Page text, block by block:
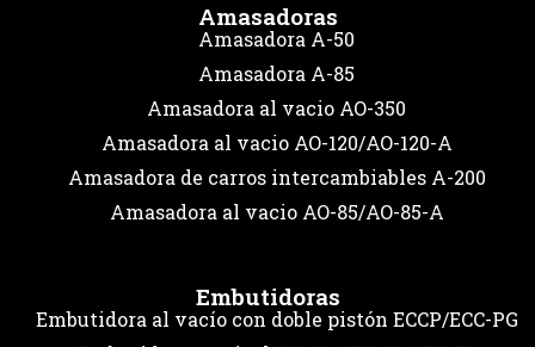
Amasadoras
Amasadora A-50
Amasadora A-85
Amasadora al vacio AO-350
Amasadora al vacio AO-120/AO-120-A
Amasadora de carros intercambiables A-200
Amasadora al vacio AO-85/AO-85-A
Embutidoras
Embutidora al vacío con doble pistón ECCP/ECC-PG